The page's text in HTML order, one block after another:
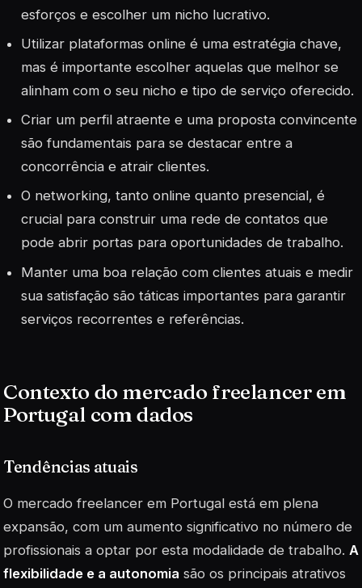
esforços e escolher um nicho lucrativo.
Utilizar plataformas online é uma estratégia chave,
mas é importante escolher aquelas que melhor se
alinham com o seu nicho e tipo de serviço oferecido.
Criar um perfil atraente e uma proposta convincente
são fundamentais para se destacar entre a
concorrência e atrair clientes.
O networking, tanto online quanto presencial, é
crucial para construir uma rede de contatos que
pode abrir portas para oportunidades de trabalho.
Manter uma boa relação com clientes atuais e medir
sua satisfação são táticas importantes para garantir
serviços recorrentes e referências.
Contexto do mercado freelancer em
Portugal com dados
Tendências atuais
O mercado freelancer em Portugal está em plena
expansão, com um aumento significativo no número de
profissionais a optar por esta modalidade de trabalho. A
flexibilidade e a autonomia são os principais atrativos